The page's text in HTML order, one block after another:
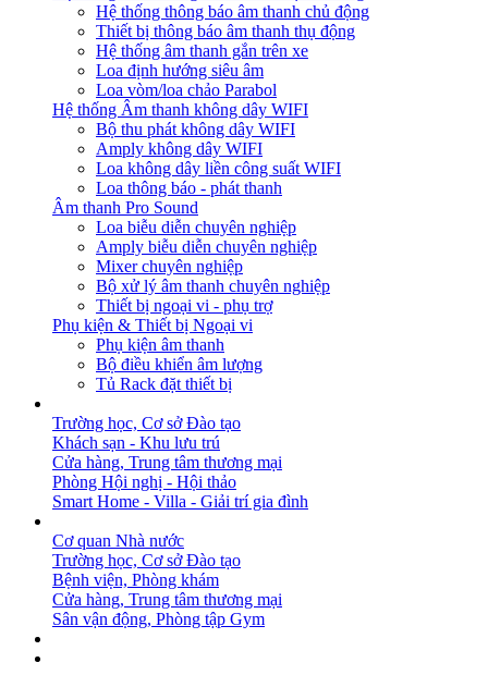
Hệ thống thông báo âm thanh chủ động
Thiết bị thông báo âm thanh thụ động
Hệ thống âm thanh gắn trên xe
Loa định hướng siêu âm
Loa vòm/loa chảo Parabol
Hệ thống Âm thanh không dây WIFI
Bộ thu phát không dây WIFI
Amply không dây WIFI
Loa không dây liền công suất WIFI
Loa thông báo - phát thanh
Âm thanh Pro Sound
Loa biễu diễn chuyên nghiệp
Amply biễu diễn chuyên nghiệp
Mixer chuyên nghiệp
Bộ xử lý âm thanh chuyên nghiệp
Thiết bị ngoại vi - phụ trợ
Phụ kiện & Thiết bị Ngoại vi
Phụ kiện âm thanh
Bộ điều khiển âm lượng
Tủ Rack đặt thiết bị
Trường học, Cơ sở Đào tạo
Khách sạn - Khu lưu trú
Cửa hàng, Trung tâm thương mại
Phòng Hội nghị - Hội thảo
Smart Home - Villa - Giải trí gia đình
Cơ quan Nhà nước
Trường học, Cơ sở Đào tạo
Bệnh viện, Phòng khám
Cửa hàng, Trung tâm thương mại
Sân vận động, Phòng tập Gym